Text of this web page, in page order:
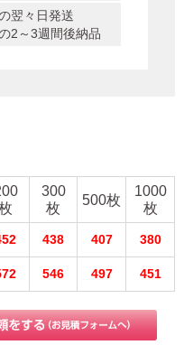
翌々日発送
2～3週間後納品
300
枚
500枚
1000
枚
438 407 380
546 497 451